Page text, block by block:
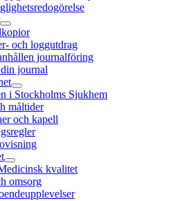
och loggutdrag
journalföring
journal
i Stockholms Sjukhem
måltider
och kapell
kvalitet
omsorg